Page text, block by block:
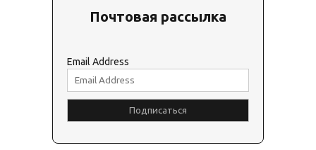
Почтовая рассылка
Email Address